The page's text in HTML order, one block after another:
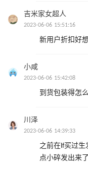
吉米家女超人
2023-06-06 15:51:16
新用户折扣好
小咸
2023-06-06 15:42:08
到货包装得怎
川泽
2023-06-06 14:39:33
之前在lf买过
点小碎发出来了